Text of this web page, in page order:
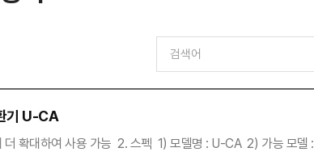
기 U-CA
더 확대하여 사용 가능 2. 스펙 1) 모델명 : U-CA 2) 가능 모